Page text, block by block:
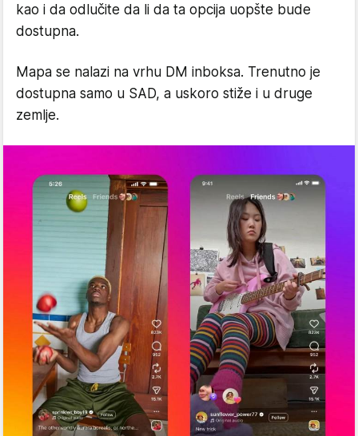
kao i da odlučite da li da ta opcija uopšte bude
dostupna.
Mapa se nalazi na vrhu DM inboksa. Trenutno je
dostupna samo u SAD, a uskoro stiže i u druge
zemlje.